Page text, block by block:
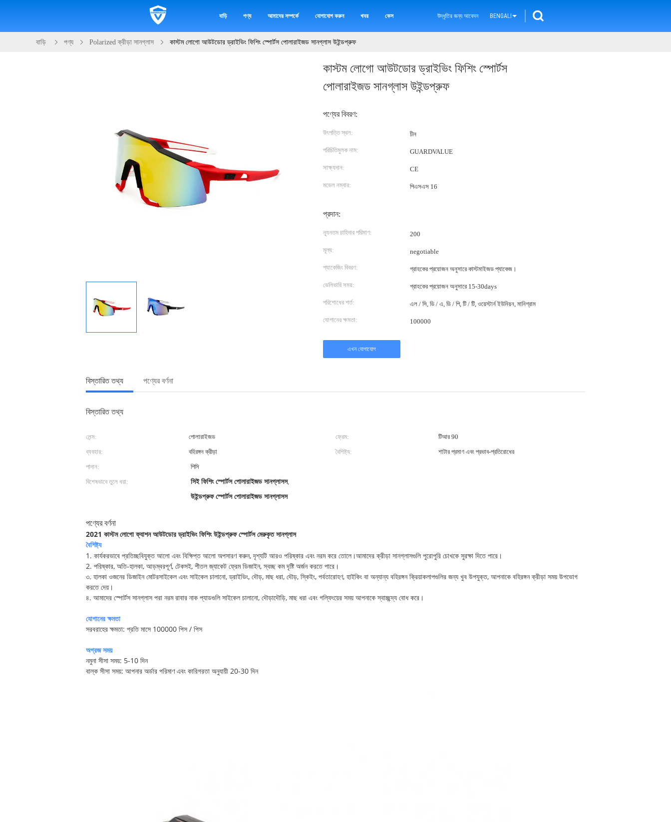
বাড়ি পণ্য আমাদের সম্পর্কে যোগাযোগ করুন খবর কেস উদ্ধৃতির জন্য আবেদন BENGALI
বাড়ি পণ্য Polarized ক্রীড়া সানগ্লাস কাস্টম লোগো আউটডোর ড্রাইভিং ফিশিং স্পোর্টস পোলারাইজড সানগ্লাস উইন্ডপ্রুফ
কাস্টম লোগো আউটডোর ড্রাইভিং ফিশিং স্পোর্টস
পোলারাইজড সানগ্লাস উইন্ডপ্রুফ
পণ্যের বিবরণ:
উৎপত্তি স্থল: চীন
পরিচিতিমুলক নাম: GUARDVALUE
সাক্ষ্যদান: CE
মডেল নম্বার: পিএসএস 16
প্রদান:
ন্যূনতম চাহিদার পরিমাণ: 200
মূল্য: negotiable
প্যাকেজিং বিবরণ: গ্রাহকের প্রয়োজন অনুসারে কাস্টমাইজড প্যাকেজ।
ডেলিভারি সময়: গ্রাহকের প্রয়োজন অনুসারে 15-30days
পরিশোধের শর্ত: এল / সি, ডি / এ, ডি / পি, টি / টি, ওয়েস্টার্ন ইউনিয়ন, মানিগ্রাম
যোগানের ক্ষমতা: 100000
এখন যোগাযোগ
বিস্তারিত তথ্য পণ্যের বর্ণনা
বিস্তারিত তথ্য
লেন্স: পোলারাইজড ফ্রেম:
টিআর 90
ব্যবহার:
বহিরঙ্গন ক্রীড়া বৈশিষ্ট্য:
শাটার প্রমাণ এবং প্রভাব-প্রতিরোধের
পাদান:
পিসি
বিশেষভাবে তুলে ধরা:
সিই ফিশিং স্পোর্টস পোলারাইজড সানগ্লাসস,
উইন্ডপ্রুফ স্পোর্টস পোলারাইজড সানগ্লাসস
পণ্যের বর্ণনা
2021 কাস্টম লোগো ফ্যাশন আউটডোর ড্রাইভিং ফিশিং উইন্ডপ্রুফ স্পোর্টস মেরুকৃত সানগ্লাস
বৈশিষ্ট্য
1. কার্যকরভাবে প্রতিচ্ছবিযুক্ত আলো এবং বিক্ষিপ্ত আলো অপসারণ করুন, দৃশ্যটি আরও পরিষ্কার এবং নরম করে তোলে।আমাদের ক্রীড়া সানগ্লাসগুলি পুরোপুরি চোখকে সুরক্ষা দিতে পারে।
2. পরিষ্কার, অতি-হালকা, আড়ম্বরপূর্ণ, টেকসই, শীতল জ্যাকেট ফ্রেম ডিজাইন, স্বচ্ছ কম দৃষ্টি অর্জন করতে পারে।
৩. হালকা ওজনের ডিজাইন মোটরসাইকেল এবং সাইকেল চালানো, ড্রাইভিং, দৌড়, মাছ ধরা, দৌড়, স্কিইং, পর্বতারোহণ, হাইকিং বা অন্যান্য বহিরঙ্গন ক্রিয়াকলাপগুলির জন্য খুব উপযুক্ত, আপনাকে বহিরঙ্গন ক্রীড়া সময় উপভোগ
করতে দেয়।
৪. আমাদের স্পোর্টস সানগ্লাস পরা নরম রাবার নাক প্যাডগুলি সাইকেল চালানো, দৌড়াদৌড়ি, মাছ ধরা এবং গল্ফিংয়ের সময় আপনাকে স্বাচ্ছন্দ্য বোধ করে।
যোগানের ক্ষমতা
সরবরাহের ক্ষমতা: প্রতি মাসে 100000 পিস / পিস
অগ্রজ সময়
নমুনা সীসা সময়: 5-10 দিন
বাল্ক সীসা সময়: আপনার অর্ডার পরিমাণ এবং কারিগরতা অনুযায়ী 20-30 দিন